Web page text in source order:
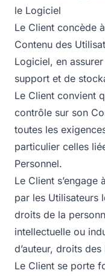
le Logiciel
Le Client concède
Contenu des
Logiciel, en
support et de
Le Client convient
contrôle sur son
toutes les
particulier celles
Personnel.
Le Client
par les Utilisateurs
droits de la
intellectuelle ou
d’auteur, droits
Le Client se porte